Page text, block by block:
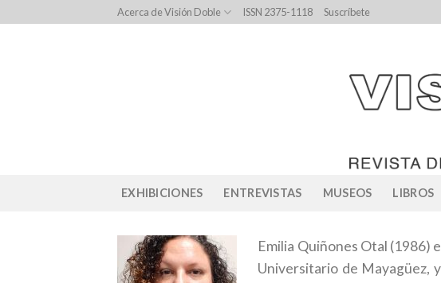
to
Acerca de Visión Doble ISSN 2375-1118 Suscríbete
EXHIBICIONES ENTREVISTAS MUSEOS LIBROS
Emilia Quiñones Otal (1986)
Universitario de Mayagüez,